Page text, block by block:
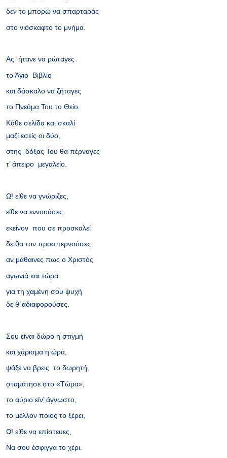
δεν το μπορώ να σπαρταράς
στο νιόσκαφτο το μνήμα.
Ας ήτανε να ρώταγες
το Άγιο Βιβλίο
και δάσκαλο να ζήταγες
το Πνεύμα Του το Θείο.
Κάθε σελίδα και σκαλί
μαζί εσείς οι δύο,
στης δόξας Του θα πέρναγες
τ’ άπειρο μεγαλείο.
Ω! είθε να γνώριζες,
είθε να εννοούσες
εκείνον που σε προσκαλεί
δε θα τον προσπερνούσες
αν μάθαινες πως ο Χριστός
αγωνιά και τώρα
για τη χαμένη σου ψυχή
δε θ΄αδιαφορούσες.
Σου είναι δώρο η στιγμή
και χάρισμα η ώρα,
ψάξε να βρεις το δωρητή,
σταμάτησε στο «Τώρα»,
το αύριο είν’ άγνωστο,
το μέλλον ποιος το ξέρει,
Ω! είθε να επίστευες,
Να σου έσφιγγα το χέρι.